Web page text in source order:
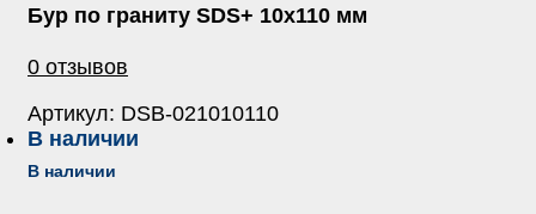
Бур по граниту SDS+ 10х110 мм
0 отзывов
Артикул: DSB-021010110
В наличии
В наличии